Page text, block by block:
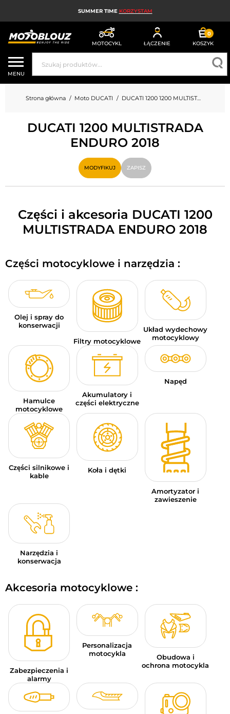
SUMMER TIME KORZYSTAM
MOTOCYKL ŁĄCZENIE
0
KOSZYK
KASK MOTOCYKLOWY
ODZIEŻ MOTOCYKLOWA DLA MĘŻCZYZN
UBRANIA MOTOCYKLOWE DAMSKIE
MX; ENDURO I TRIAL
HIGH-TECH MOTOCYKLOWY
PODUSZKA POWIETRZNA MOTOCYKLOWA
AKCESORIA MOTOCYKLOWE
ODZIEŻ SPORTOWA
OKAZJE I PROMOCJE
KARTY PODARUNKOWE
PL | EUR € — MODYFIKUJ
MARKI
PORADY
SKONTAKTUJ SIĘ Z NAMI
MENU
Strona główna Moto DUCATI DUCATI 1200 1200 MULTISTRADA ENDURO
DUCATI 1200 MULTISTRADA
ENDURO 2018
MODYFIKUJ ZAPISZ
Części i akcesoria DUCATI 1200
MULTISTRADA ENDURO 2018
Części motocyklowe i narzędzia :
Olej i spray do
konserwacji
Filtry motocyklowe
Układ wydechowy
motocyklowy
Hamulce
motocyklowe
Akumulatory i
części elektryczne
Napęd
Części silnikowe i
kable
Koła i dętki
Amortyzator i
zawieszenie
Narzędzia i
konserwacja
Akcesoria motocyklowe :
Zabezpieczenia i
alarmy
Personalizacja
motocykla
Obudowa i
ochrona motocykla